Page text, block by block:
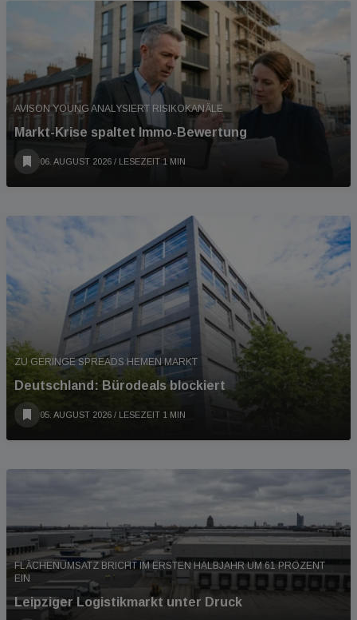
AVISON YOUNG ANALYSIERT RISIKOKANÄLE
Markt-Krise spaltet Immo-Bewertung
06. AUGUST 2026 / LESEZEIT 1 MIN
ZU GERINGE SPREADS HEMEN MARKT
Deutschland: Bürodeals blockiert
05. AUGUST 2026 / LESEZEIT 1 MIN
FLÄCHENUMSATZ BRICHT IM ERSTEN HALBJAHR UM 61 PROZENT
EIN
Leipziger Logistikmarkt unter Druck